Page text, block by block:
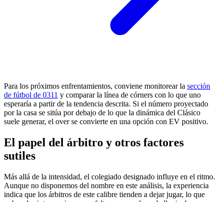
Para los próximos enfrentamientos, conviene monitorear la sección
de fútbol de 0311 y comparar la línea de córners con lo que uno
esperaría a partir de la tendencia descrita. Si el número proyectado
por la casa se sitúa por debajo de lo que la dinámica del Clásico
suele generar, el over se convierte en una opción con EV positivo.
El papel del árbitro y otros factores
sutiles
Más allá de la intensidad, el colegiado designado influye en el ritmo.
Aunque no disponemos del nombre en este análisis, la experiencia
indica que los árbitros de este calibre tienden a dejar jugar, lo que